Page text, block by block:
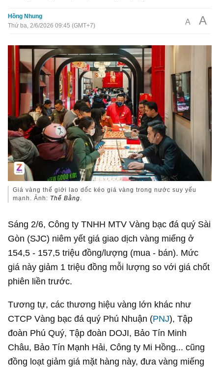
Hồng Nhung
Thứ ba, 2/6/2026 09:45 (GMT+7)
A A
Giá vàng thế giới lao dốc kéo giá vàng trong nước suy yếu
mạnh. Ảnh: Thế Bằng.
Sáng 2/6, Công ty TNHH MTV Vàng bạc đá quý Sài
Gòn (SJC) niêm yết giá giao dịch vàng miếng ở
154,5 - 157,5 triệu đồng/lượng (mua - bán). Mức
giá này giảm 1 triệu đồng mỗi lượng so với giá chốt
phiên liền trước.
Tương tự, các thương hiệu vàng lớn khác như
CTCP Vàng bạc đá quý Phú Nhuận (PNJ), Tập
đoàn Phú Quý, Tập đoàn DOJI, Bảo Tín Minh
Châu, Bảo Tín Mạnh Hải, Công ty Mi Hồng... cũng
đồng loạt giảm giá mặt hàng này, đưa vàng miếng